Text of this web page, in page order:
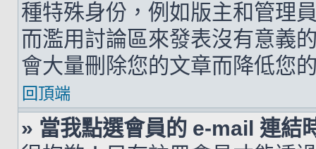
種特殊身份，例如版主和管理
而濫用討論區來發表沒有意義
會大量刪除您的文章而降低您
回頂端
» 當我點選會員的 e-mail 連結